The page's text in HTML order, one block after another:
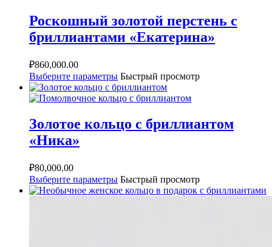
Роскошный золотой перстень с
бриллиантами «Екатерина»
₽860,000.00
Выберите параметры Быстрый просмотр
Золотое кольцо с бриллиантом
«Ника»
₽80,000.00
Выберите параметры Быстрый просмотр